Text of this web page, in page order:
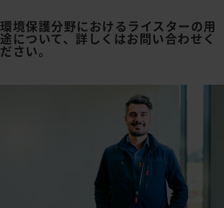
環境保護分野におけるライスターの用
途について、詳しくはお問い合わせく
ださい。